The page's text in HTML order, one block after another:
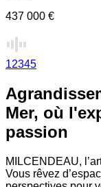
437 000 €
12345
Mer, où
passion
MILCENDEAU,
Vous rêvez